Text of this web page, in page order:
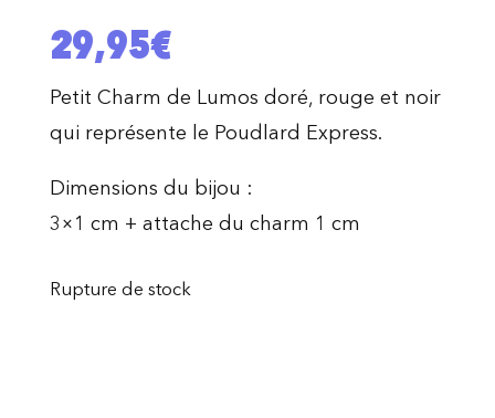
29,95€
Petit Charm de Lumos doré, rouge et noir
qui représente le Poudlard Express.
Dimensions du bijou :
3×1 cm + attache du charm 1 cm
Rupture de stock